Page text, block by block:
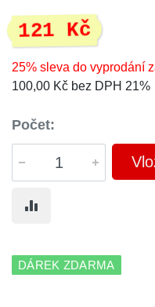
121 Kč
25% sleva do vyprodání
100,00 Kč bez DPH 21%
Počet:
DÁREK ZDARMA